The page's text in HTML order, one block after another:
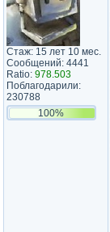
Стаж: 15 лет 10 мес.
Сообщений: 4441
Ratio: 978.503
Поблагодарили:
230788
100%